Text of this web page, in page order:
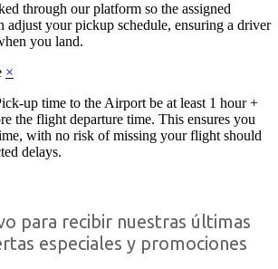
through our platform so the assigned
adjust your pickup schedule, ensuring a driver
you land.
×
up time to the Airport be at least 1 hour +
the flight departure time. This ensures you
with no risk of missing your flight should
delays.
para recibir nuestras últimas
especiales y promociones